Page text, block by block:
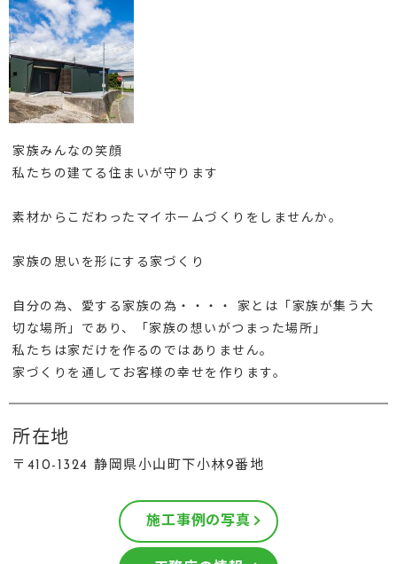
家族みんなの笑顔
私たちの建てる住まいが守ります
素材からこだわったマイホームづくりをしませんか。
家族の思いを形にする家づくり
自分の為、愛する家族の為・・・・ 家とは「家族が集う大
切な場所」であり、「家族の想いがつまった場所」
私たちは家だけを作るのではありません。
家づくりを通してお客様の幸せを作ります。
所在地
〒410-1324 静岡県小山町下小林9番地
施工事例の写真